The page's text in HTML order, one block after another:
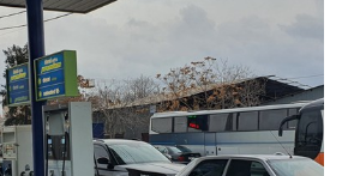
Περισσότερα